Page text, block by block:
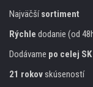
Najväčšísortiment
Rýchle dodanie (od
Dodávame po celej SK
21 rokovskúseností